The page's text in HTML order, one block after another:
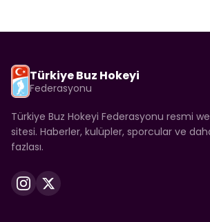
Türkiye Buz Hokeyi
Federasyonu
Türkiye Buz Hokeyi Federasyonu resmi
sitesi. Haberler, kulüpler, sporcular ve
fazlası.